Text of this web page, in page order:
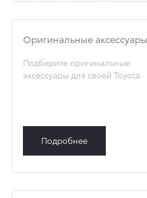
Оригинальные аксессуары
Подберите оригинальные
аксессуары для своей Toyota
Подробнее